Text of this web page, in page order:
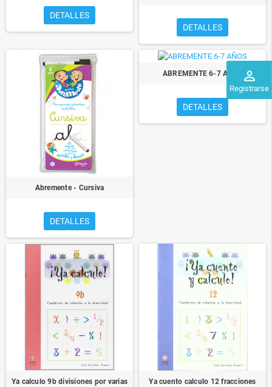
perm_identity
Registrarse
DETALLES
DETALLES
Abremente - Cursiva
DETALLES
ABREMENTE 6-7 AÑOS
DETALLES
Ya calculo 9b divisiones por varias
Ya cuento calculo 12 fracciones